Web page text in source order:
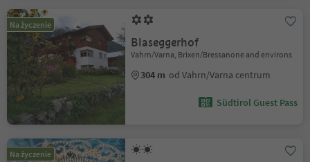
Na życzenie
Blaseggerhof
Vahrn/Varna, Brixen/Bressanone and environs
304 m od Vahrn/Varna centrum
Südtirol Guest Pass
Na życzenie